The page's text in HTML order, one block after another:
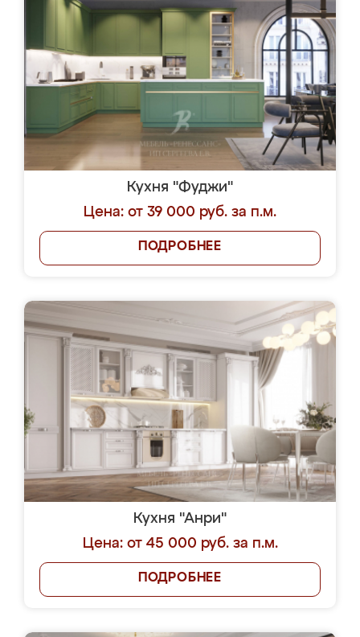
Кухня "Фуджи"
Цена: от 39 000 руб. за п.м.
ПОДРОБНЕЕ
Кухня "Анри"
Цена: от 45 000 руб. за п.м.
ПОДРОБНЕЕ